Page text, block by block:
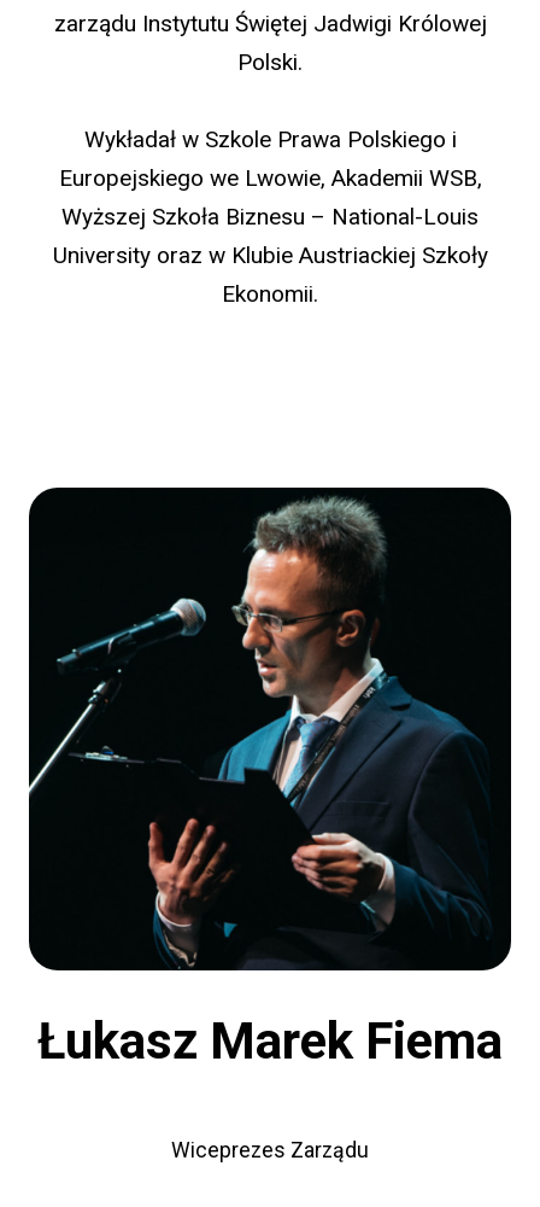
zarządu Instytutu Świętej Jadwigi Królowej
Polski.
Wykładał w Szkole Prawa Polskiego i
Europejskiego we Lwowie, Akademii WSB,
Wyższej Szkoła Biznesu – National-Louis
University oraz w Klubie Austriackiej Szkoły
Ekonomii.
Łukasz Marek Fiema
Wiceprezes Zarządu